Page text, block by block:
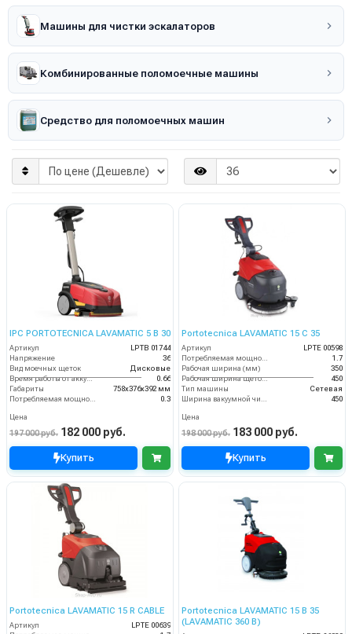
Машины для чистки эскалаторов
Комбинированные поломоечные машины
Средство для поломоечных машин
IPC PORTOTECNICA LAVAMATIC 5 B 30
Артикул
LPTB 01744
Напряжение
36
Вид моечных щеток
Дисковые
Время работы от аккумуляторов (ч)
0.66
Габариты
758х376х392 мм
0.3
Цена
197 000 руб. 182 000 руб.
Купить
Portotecnica LAVAMATIC 15 C 35
Артикул
LPTE 00598
1.7
Рабочая ширина (мм)
350
Рабочая ширина щеток (мм)
450
Тип машины
Сетевая
450
Цена
198 000 руб. 183 000 руб.
Купить
Portotecnica LAVAMATIC 15 R CABLE
Артикул
LPTE 00639
Portotecnica LAVAMATIC 15 B 35
(LAVAMATIC 360 B)